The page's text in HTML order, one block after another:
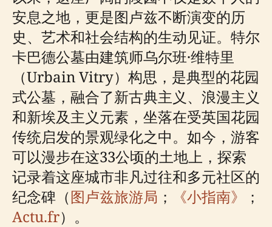
安息之地，更是图卢兹不断演变的历
史、艺术和社会结构的生动见证。特尔
卡巴德公墓由建筑师乌尔班·维特里
（Urbain Vitry）构思，是典型的花园
式公墓，融合了新古典主义、浪漫主义
和新埃及主义元素，坐落在受英国花园
传统启发的景观绿化之中。如今，游客
可以漫步在这33公顷的土地上，探索
记录着这座城市非凡过往和多元社区的
纪念碑（图卢兹旅游局 ； 《小指南》
；
Actu.fr）。